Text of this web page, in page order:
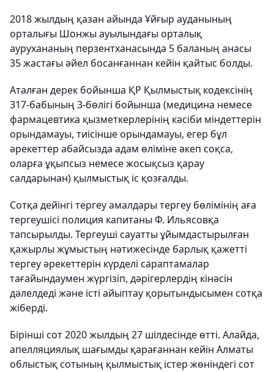
2018 жылдың қазан айында Ұйғыр ауданының
орталығы Шонжы ауылындағы орталық
аурухананың перзентханасында 5 баланың анасы
35 жастағы әйел босанғаннан кейін қайтыс болды.
Аталған дерек бойынша ҚР Қылмыстық кодексінің
317-бабының 3-бөлігі бойынша (медицина немесе
фармацевтика қызметкерлерінің кәсіби міндеттерін
орындамауы, тиісінше орындамауы, егер бұл
әрекеттер абайсызда адам өліміне әкеп соқса,
оларға ұқыпсыз немесе жосықсыз қарау
салдарынан) қылмыстық іс қозғалды.
Сотқа дейінгі тергеу амалдары тергеу бөлімінің аға
тергеушісі полиция капитаны Ф. Ильясовқа
тапсырылды. Тергеуші сауатты ұйымдастырылған
қажырлы жұмыстың нәтижесінде барлық қажетті
тергеу әрекеттерін күрделі сараптамалар
тағайындаумен жүргізіп, дәрігерлердің кінәсін
дәлелдеді және істі айыптау қорытындысымен сотқа
жіберді.
Бірінші сот 2020 жылдың 27 шілдесінде өтті. Алайда,
апелляциялық шағымды қарағаннан кейін Алматы
облыстық сотының қылмыстық істер жөніндегі сот